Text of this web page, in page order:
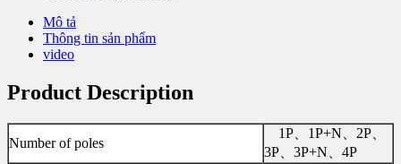
Mô tả
Thông tin sản phẩm
video
Product Description
Number of poles
1P、1P+N、2P、
3P、3P+N、4P